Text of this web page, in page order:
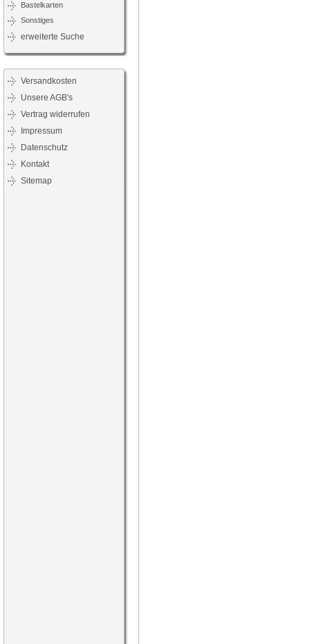
Bastelkarten
Sonstiges
erweiterte Suche
Versandkosten
Unsere AGB's
Vertrag widerrufen
Impressum
Datenschutz
Kontakt
Sitemap